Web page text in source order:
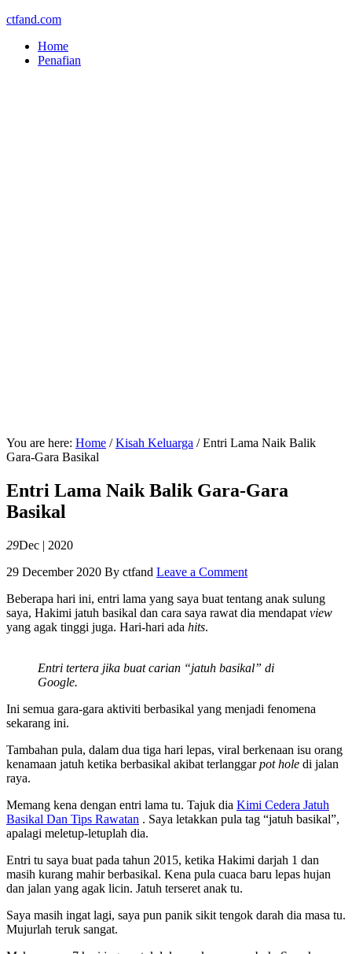
ctfand.com
Home
Penafian
You are here: Home / Kisah Keluarga /Entri Lama Naik Balik
Gara-Gara Basikal
Entri Lama Naik Balik Gara-Gara
Basikal
29Dec | 2020
29 December 2020 By ctfand Leave a Comment
Beberapa hari ini, entri lama yang saya buat tentang anak sulung
saya, Hakimi jatuh basikal dan cara saya rawat dia mendapat view
yang agak tinggi juga. Hari-hari ada hits.
Entri tertera jika buat carian “jatuh basikal” di
Google.
Ini semua gara-gara aktiviti berbasikal yang menjadi fenomena
sekarang ini.
Tambahan pula, dalam dua tiga hari lepas, viral berkenaan isu orang
kenamaan jatuh ketika berbasikal akibat terlanggarpot hole di jalan
raya.
Memang kena dengan entri lama tu. Tajuk dia Kimi Cedera Jatuh
Basikal Dan Tips Rawatan . Saya letakkan pula tag “jatuh basikal”,
apalagi meletup-letuplah dia.
Entri tu saya buat pada tahun 2015, ketika Hakimi darjah 1 dan
masih kurang mahir berbasikal. Kena pula cuaca baru lepas hujan
dan jalan yang agak licin. Jatuh terseret anak tu.
Saya masih ingat lagi, saya pun panik sikit tengok darah dia masa tu.
Mujurlah teruk sangat.